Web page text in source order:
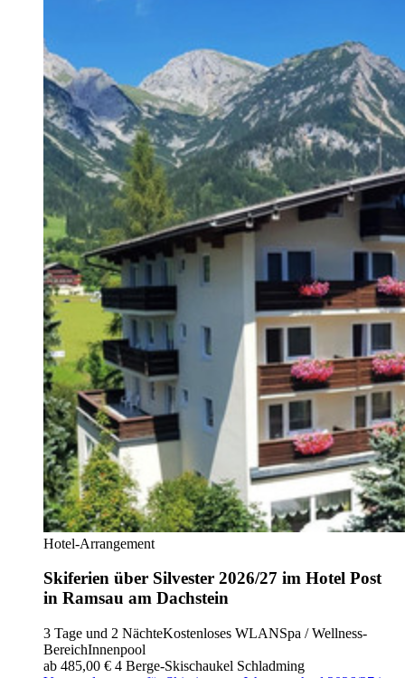
Hotel-Arrangement
Skiferien über Silvester 2026/27 im Hotel Post
in Ramsau am Dachstein
3 Tage und 2 NächteKostenloses WLANSpa / Wellness-
BereichInnenpool
ab 485,00 € 4 Berge-Skischaukel Schladming